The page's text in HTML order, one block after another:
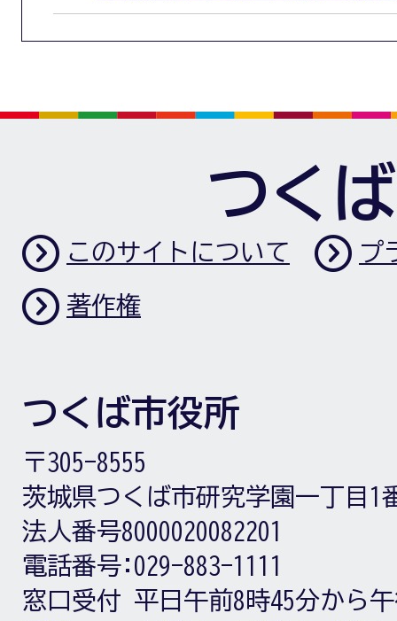
つく
このサイトについて プ
著作権
つくば市役所
〒305-8555
茨城県つくば市研究学園一丁目1
法人番号8000020082201
電話番号: 029-883-1111
窓口受付 平日午前8時45分から